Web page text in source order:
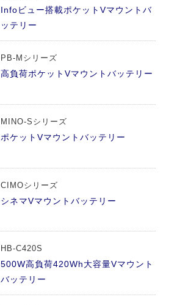
Infoビュー搭載ポケットVマウントバ
ッテリー
PB-Mシリーズ
高負荷ポケットVマウントバッテリー
MINO-Sシリーズ
ポケットVマウントバッテリー
CIMOシリーズ
シネマVマウントバッテリー
HB-C420S
500W高負荷420Wh大容量Vマウント
バッテリー